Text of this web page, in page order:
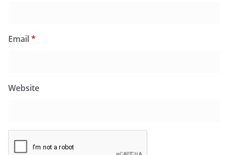
Email*
Website